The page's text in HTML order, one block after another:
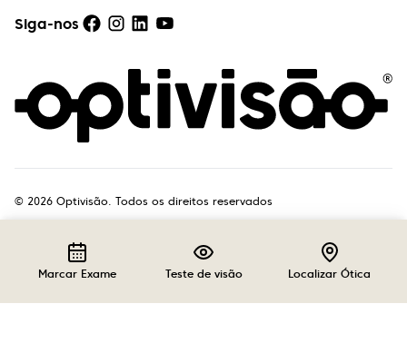
Siga-nos
© 2026 Optivisão. Todos os direitos reservados
Marcar Exame Teste de visão Localizar Ótica